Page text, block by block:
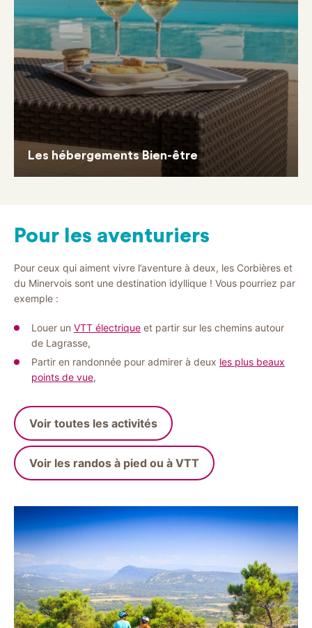
Les hébergements Bien-être
Pour les aventuriers
Pour ceux qui aiment vivre l’aventure à deux, les Corbières et
du Minervois sont une destination idyllique ! Vous pourriez par
exemple :
Louer un VTT électrique et partir sur les chemins autour
de Lagrasse,
Partir en randonnée pour admirer à deux les plus beaux
points de vue,
Voir toutes les activités
Voir les randos à pied ou à VTT